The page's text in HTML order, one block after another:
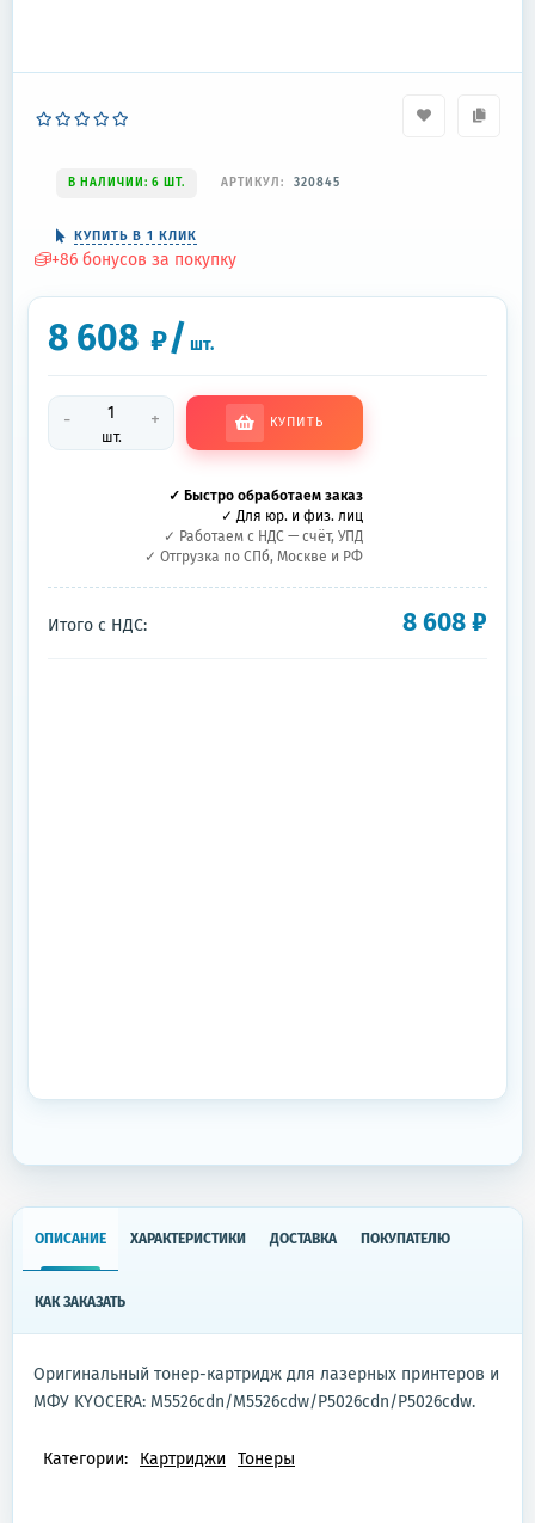
В НАЛИЧИИ: 6 ШТ. АРТИКУЛ: 320845
КУПИТЬ В 1 КЛИК
+86 бонусов за покупку
8 608 ₽/ шт.
-
шт.
+ КУПИТЬ
✓ Быстро обработаем заказ
✓ Для юр. и физ. лиц
✓ Работаем с НДС — счёт, УПД
✓ Отгрузка по СПб, Москве и РФ
Итого с НДС: 8 608₽
ОПИСАНИЕ ХАРАКТЕРИСТИКИ ДОСТАВКА ПОКУПАТЕЛЮ
КАК ЗАКАЗАТЬ
Оригинальный тонер-картридж для лазерных принтеров и
МФУ KYOCERA: M5526cdn/M5526cdw/P5026cdn/P5026cdw.
Категории: Картриджи Тонеры